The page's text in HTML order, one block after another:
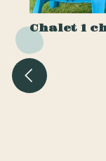
Chalet 1